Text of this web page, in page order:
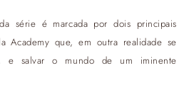
série é marcada por dois principais
Academy que, em outra realidade se
e salvar o mundo de um iminente